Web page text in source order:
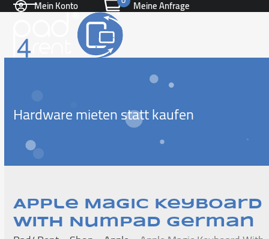
Skip
content
Mein Konto Meine Anfrage
Open
mobile
menu
Close
mobile
menu
Hardware mieten statt kaufen
Apple Magic Keyboard
With NumPad German